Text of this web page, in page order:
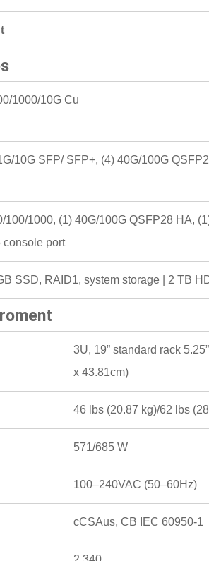
1000/10G Cu
10G SFP/ SFP+, (4) 40G/100G
100/1000, (1) 40G/100G QSFP28 HA,
console port
SSD, RAID1, system storage | 2 TB
3U, 19” standard rack
x 43.81cm)
46 lbs (20.87 kg)/62 lbs
571/685 W
100–240VAC (50–60Hz)
cCSAus, CB IEC 60950-1